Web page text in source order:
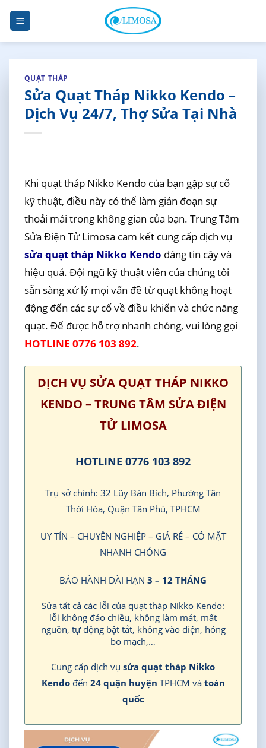
Skip
content
QUẠT THÁP
Sửa Quạt Tháp Nikko Kendo –
Dịch Vụ 24/7, Thợ Sửa Tại Nhà
Khi quạt tháp Nikko Kendo của bạn gặp sự cố
kỹ thuật, điều này có thể làm gián đoạn sự
thoải mái trong không gian của bạn. Trung Tâm
Sửa Điện Tử Limosa cam kết cung cấp dịch vụ
sửa quạt tháp Nikko Kendo đáng tin cậy và
hiệu quả. Đội ngũ kỹ thuật viên của chúng tôi
sẵn sàng xử lý mọi vấn đề từ quạt không hoạt
động đến các sự cố về điều khiển và chức năng
quạt. Để được hỗ trợ nhanh chóng, vui lòng gọi
HOTLINE 0776 103 892.
DỊCH VỤ SỬA QUẠT THÁP NIKKO
KENDO – TRUNG TÂM SỬA ĐIỆN
TỬ LIMOSA
HOTLINE 0776 103 892
Trụ sở chính: 32 Lũy Bán Bích, Phường Tân
Thới Hòa, Quận Tân Phú, TPHCM
UY TÍN – CHUYÊN NGHIỆP – GIÁ RẺ – CÓ MẶT
NHANH CHÓNG
BẢO HÀNH DÀI HẠN 3 – 12 THÁNG
Sửa tất cả các lỗi của quạt tháp Nikko Kendo:
lỗi không đảo chiều, không làm mát, mất
nguồn, tự động bật tắt, không vào điện, hỏng
bo mạch,…
Cung cấp dịch vụ sửa quạt tháp Nikko
Kendođến 24 quận huyện TPHCM và toàn
quốc